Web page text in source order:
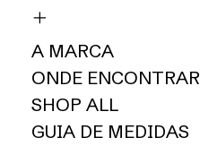
A MARCA
ONDE ENCONTRAR
SHOP ALL
GUIA DE MEDIDAS